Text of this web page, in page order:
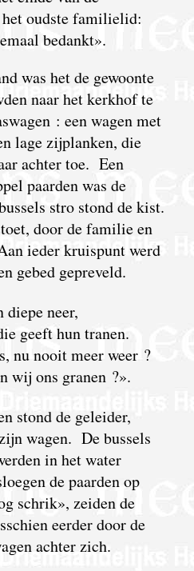
oudste familielid:
bedankt».
was het de gewoonte
naar het kerkhof te
: een wagen met
lage zijplanken, die
achter toe. Een
paarden was de
stro stond de kist.
door de familie en
ieder kruispunt werd
gebed gepreveld.
diepe neer,
geeft hun tranen.
nu nooit meer weer ?
wij ons granen ?».
stond de geleider,
wagen. De bussels
in het water
de paarden op
schrik», zeiden de
eerder door de
achter zich.